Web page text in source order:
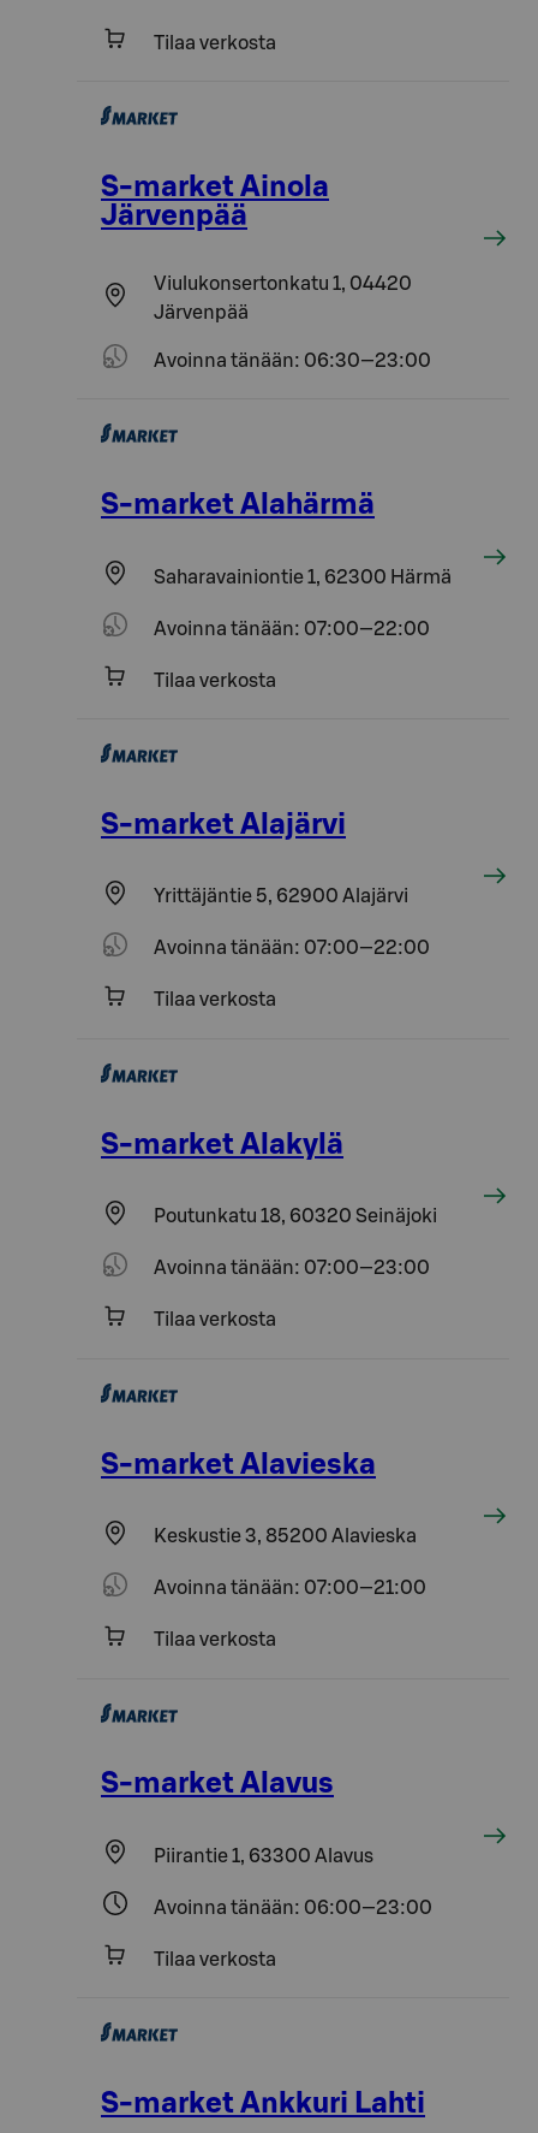
Tilaa verkosta
S-market Ainola
Järvenpää
Viulukonsertonkatu 1, 04420
Järvenpää
Avoinna tänään: 06:30—23:00
S-market Alahärmä
Saharavainiontie 1, 62300 Härmä
Avoinna tänään: 07:00—22:00
Tilaa verkosta
S-market Alajärvi
Yrittäjäntie 5, 62900 Alajärvi
Avoinna tänään: 07:00—22:00
Tilaa verkosta
S-market Alakylä
Poutunkatu 18, 60320 Seinäjoki
Avoinna tänään: 07:00—23:00
Tilaa verkosta
S-market Alavieska
Keskustie 3, 85200 Alavieska
Avoinna tänään: 07:00—21:00
Tilaa verkosta
S-market Alavus
Piirantie 1, 63300 Alavus
Avoinna tänään: 06:00—23:00
Tilaa verkosta
S-market Ankkuri Lahti